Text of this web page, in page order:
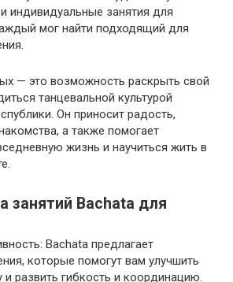
индивидуальные занятия для
мог найти подходящий для
— это возможность раскрыть свой
танцевальной культурой
Он приносит радость,
а также помогает
жизнь и научиться жить в
занятий Bachata для
Bachata предлагает
которые помогут вам улучшить
развить гибкость и координацию.